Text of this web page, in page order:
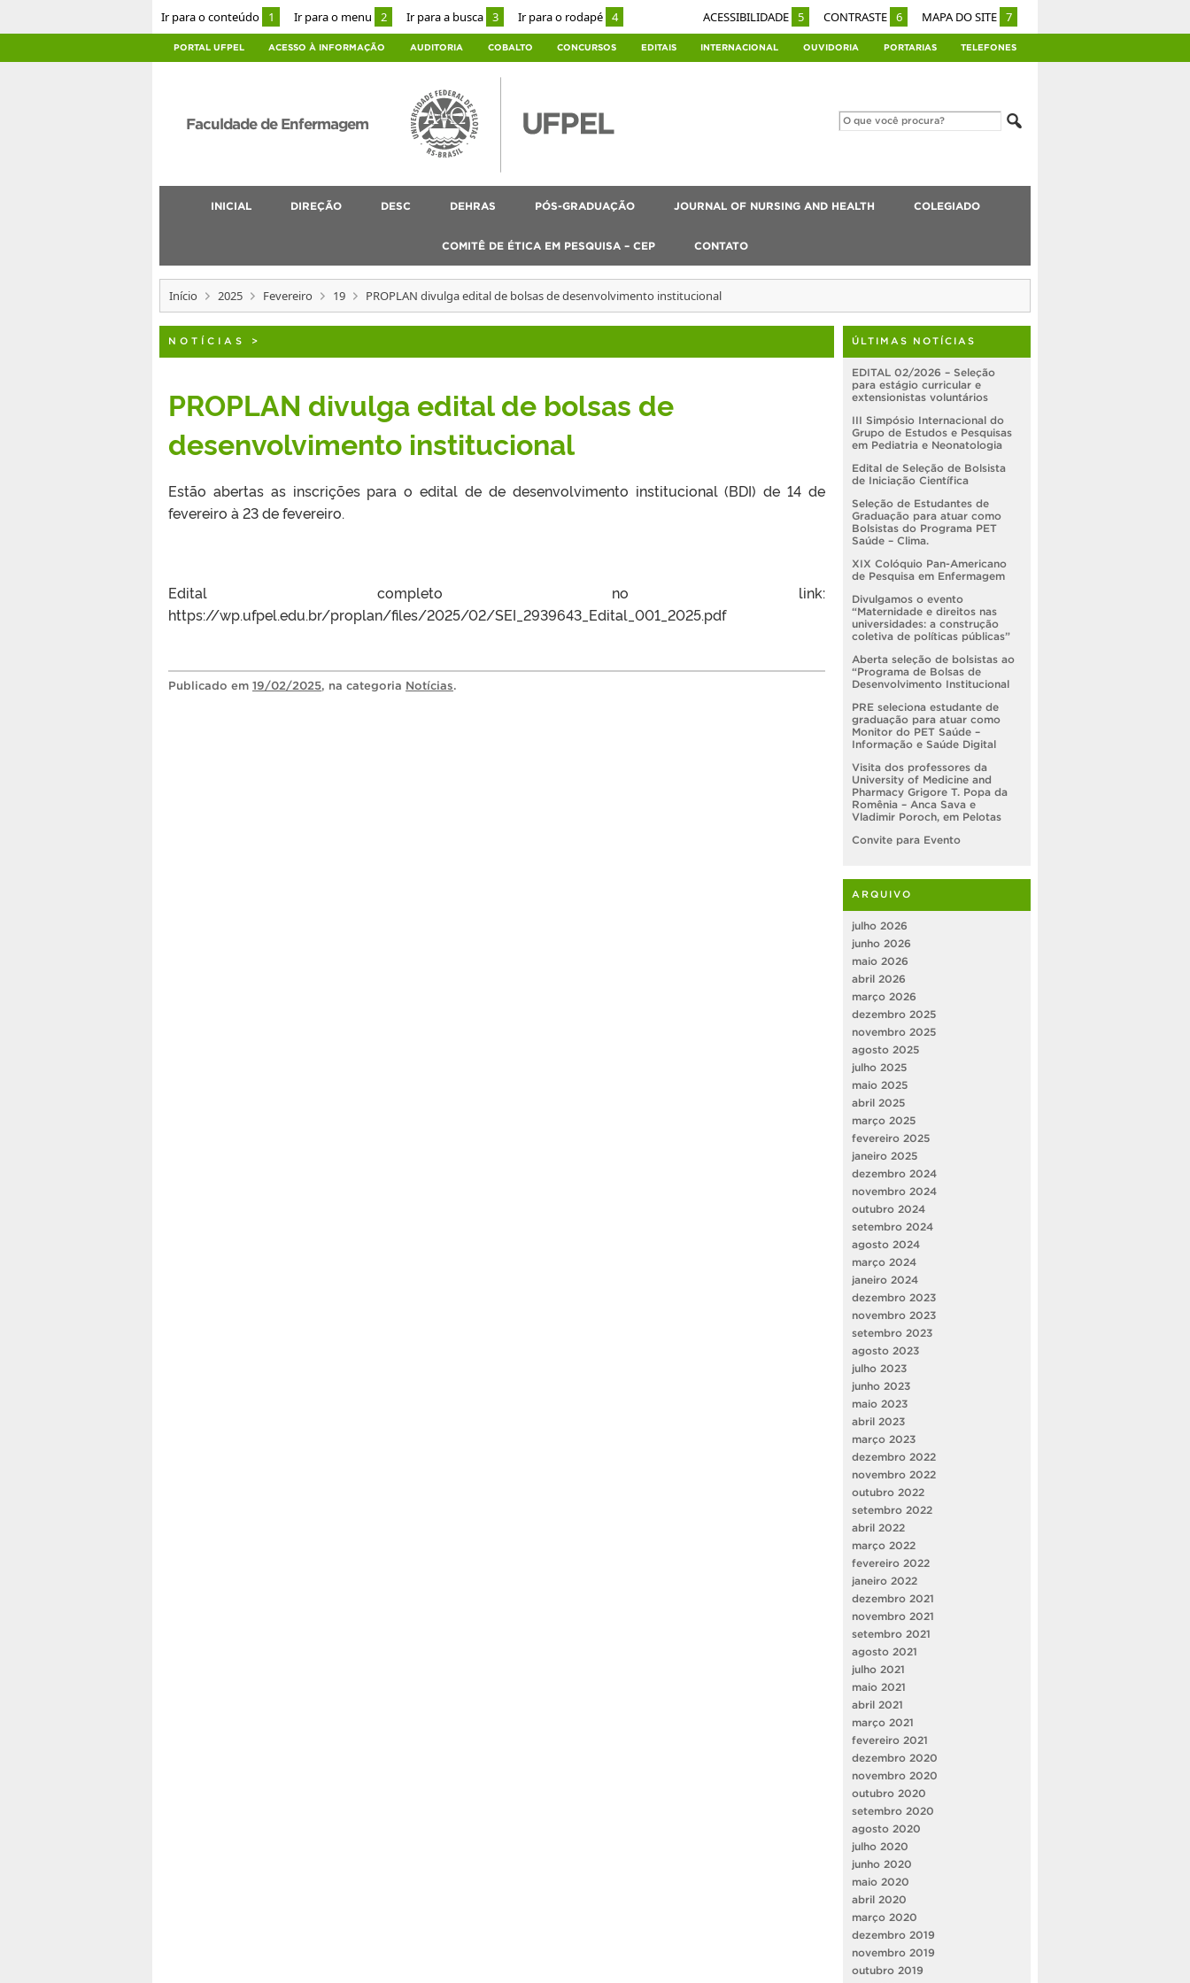
Ir para o conteúdo 1 Ir para o menu 2 Ir para a busca 3 Ir para o rodapé 4 ACESSIBILIDADE 5 CONTRASTE 6 MAPA DO SITE 7
PORTAL UFPEL ACESSO À INFORMAÇÃO AUDITORIA COBALTO CONCURSOS EDITAIS INTERNACIONAL OUVIDORIA PORTARIAS TELEFONES
Faculdade de Enfermagem
INICIAL DIREÇÃO DESC DEHRAS PÓS-GRADUAÇÃO JOURNAL OF NURSING AND HEALTH COLEGIADO
COMITÊ DE ÉTICA EM PESQUISA – CEP CONTATO
Início 2025 Fevereiro 19 PROPLAN divulga edital de bolsas de desenvolvimento institucional
NOTÍCIAS >
PROPLAN divulga edital de bolsas de
desenvolvimento institucional
Estão abertas as inscrições para o edital de de desenvolvimento institucional (BDI) de 14 de
fevereiro à 23 de fevereiro.
Edital completo no link:
https://wp.ufpel.edu.br/proplan/files/2025/02/SEI_2939643_Edital_001_2025.pdf
Publicado em 19/02/2025, na categoria Notícias.
ÚLTIMAS NOTÍCIAS
EDITAL 02/2026 – Seleção
para estágio curricular e
extensionistas voluntários
III Simpósio Internacional do
Grupo de Estudos e Pesquisas
em Pediatria e Neonatologia
Edital de Seleção de Bolsista
de Iniciação Científica
Seleção de Estudantes de
Graduação para atuar como
Bolsistas do Programa PET
Saúde – Clima.
XIX Colóquio Pan-Americano
de Pesquisa em Enfermagem
Divulgamos o evento
“Maternidade e direitos nas
universidades: a construção
coletiva de políticas públicas”
Aberta seleção de bolsistas ao
“Programa de Bolsas de
Desenvolvimento Institucional
PRE seleciona estudante de
graduação para atuar como
Monitor do PET Saúde –
Informação e Saúde Digital
Visita dos professores da
University of Medicine and
Pharmacy Grigore T. Popa da
Romênia – Anca Sava e
Vladimir Poroch, em Pelotas
Convite para Evento
ARQUIVO
julho 2026
junho 2026
maio 2026
abril 2026
março 2026
dezembro 2025
novembro 2025
agosto 2025
julho 2025
maio 2025
abril 2025
março 2025
fevereiro 2025
janeiro 2025
dezembro 2024
novembro 2024
outubro 2024
setembro 2024
agosto 2024
março 2024
janeiro 2024
dezembro 2023
novembro 2023
setembro 2023
agosto 2023
julho 2023
junho 2023
maio 2023
abril 2023
março 2023
dezembro 2022
novembro 2022
outubro 2022
setembro 2022
abril 2022
março 2022
fevereiro 2022
janeiro 2022
dezembro 2021
novembro 2021
setembro 2021
agosto 2021
julho 2021
maio 2021
abril 2021
março 2021
fevereiro 2021
dezembro 2020
novembro 2020
outubro 2020
setembro 2020
agosto 2020
julho 2020
junho 2020
maio 2020
abril 2020
março 2020
dezembro 2019
novembro 2019
outubro 2019